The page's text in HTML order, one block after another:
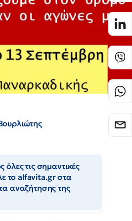
τις σημαντικές
το alfavita.gr στα
αναζήτησης της